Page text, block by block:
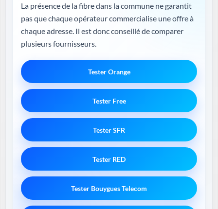
La présence de la fibre dans la commune ne garantit
pas que chaque opérateur commercialise une offre à
chaque adresse. Il est donc conseillé de comparer
plusieurs fournisseurs.
Tester Orange
Tester Free
Tester SFR
Tester RED
Tester Bouygues Telecom